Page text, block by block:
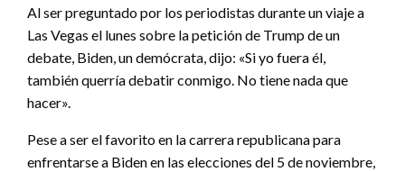
Al ser preguntado por los periodistas durante un viaje a
Las Vegas el lunes sobre la petición de Trump de un
debate, Biden, un demócrata, dijo: «Si yo fuera él,
también querría debatir conmigo. No tiene nada que
hacer».
Pese a ser el favorito en la carrera republicana para
enfrentarse a Biden en las elecciones del 5 de noviembre,